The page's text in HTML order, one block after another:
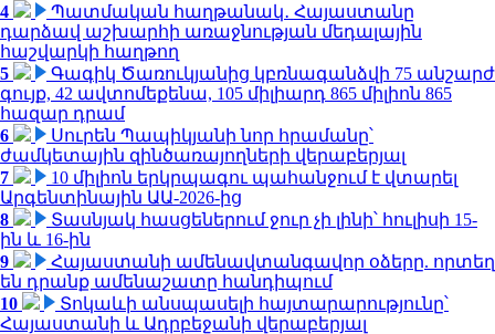
4
Պատմական հաղթանակ․ Հայաստանը
դարձավ աշխարհի առաջնության մեդալային
հաշվարկի հաղթող
5
Գագիկ Ծառուկյանից կբռնագանձվի 75 անշարժ
գույք, 42 ավտոմեքենա, 105 միլիարդ 865 միլիոն 865
հազար դրամ
6
Սուրեն Պապիկյանի նոր հրամանը՝
ժամկետային զինծառայողների վերաբերյալ
7
10 միլիոն երկրպագու պահանջում է վտարել
Արգենտինային ԱԱ-2026-ից
8
Տասնյակ հասցեներում ջուր չի լինի՝ հուլիսի 15-
ին և 16-ին
9
Հայաստանի ամենավտանգավոր օձերը. որտեղ
են դրանք ամենաշատը հանդիպում
10
Տոկաևի անսպասելի հայտարարությունը՝
Հայաստանի և Ադրբեջանի վերաբերյալ